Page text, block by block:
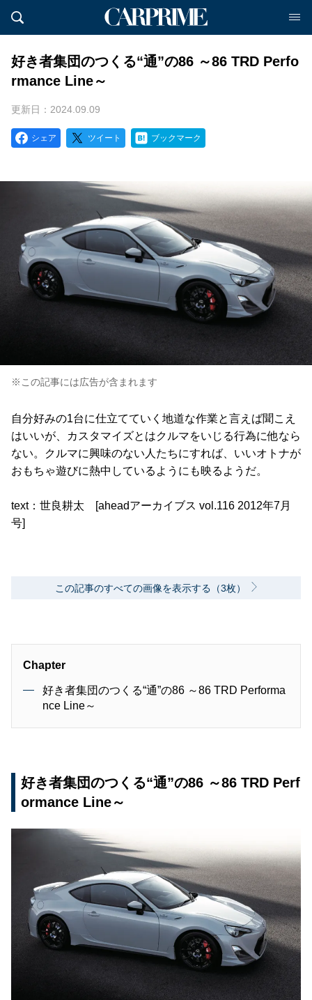
好き者集団のつくる“通”の86 ～86 TRD Perfo
rmance Line～
更新日：2024.09.09
シェア ツイート ブックマーク
※この記事には広告が含まれます
自分好みの1台に仕立てていく地道な作業と言えば聞こえ
はいいが、カスタマイズとはクルマをいじる行為に他なら
ない。クルマに興味のない人たちにすれば、いいオトナが
おもちゃ遊びに熱中しているようにも映るようだ。
text：世良耕太 [aheadアーカイブス vol.116 2012年7月
号]
この記事のすべての画像を表示する（3枚）
Chapter
好き者集団のつくる“通”の86 ～86 TRD Performa
nce Line～
好き者集団のつくる“通”の86 ～86 TRD Perf
ormance Line～